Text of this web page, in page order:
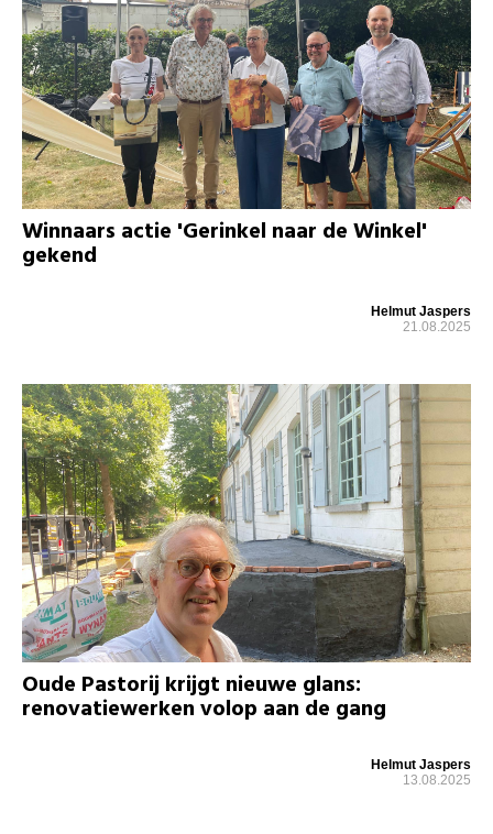
Winnaars actie 'Gerinkel naar de Winkel'
gekend
Helmut Jaspers
21.08.2025
Oude Pastorij krijgt nieuwe glans:
renovatiewerken volop aan de gang
Helmut Jaspers
13.08.2025